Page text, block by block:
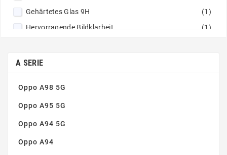
Gehärtetes Glas 9H
(1)
Hervorragende Bildklarheit
(1)
Perfekte Haftung
A SERIE
Oppo A98 5G
Oppo A95 5G
Oppo A94 5G
Oppo A94